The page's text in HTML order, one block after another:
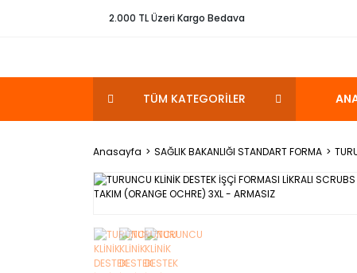
2.000 TL Üzeri Kargo Bedava
TÜM KATEGORİLER
Anasayfa SAĞLIK BAKANLIĞI STANDART FORMA